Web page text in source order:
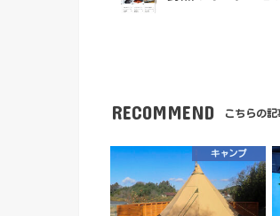
RECOMMEND こちらの記
キャンプ